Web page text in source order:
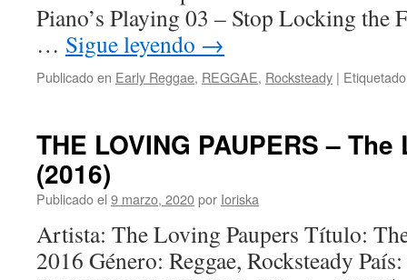
Piano’s Playing 03 – Stop Locking the
… Sigue leyendo →
Publicado en Early Reggae, REGGAE, Rocksteady | Etiquetado
THE LOVING PAUPERS –
(2016)
Publicado el 9 marzo, 2020por Ioriska
Artista: The Loving Paupers Título:
2016 Género: Reggae, Rocksteady